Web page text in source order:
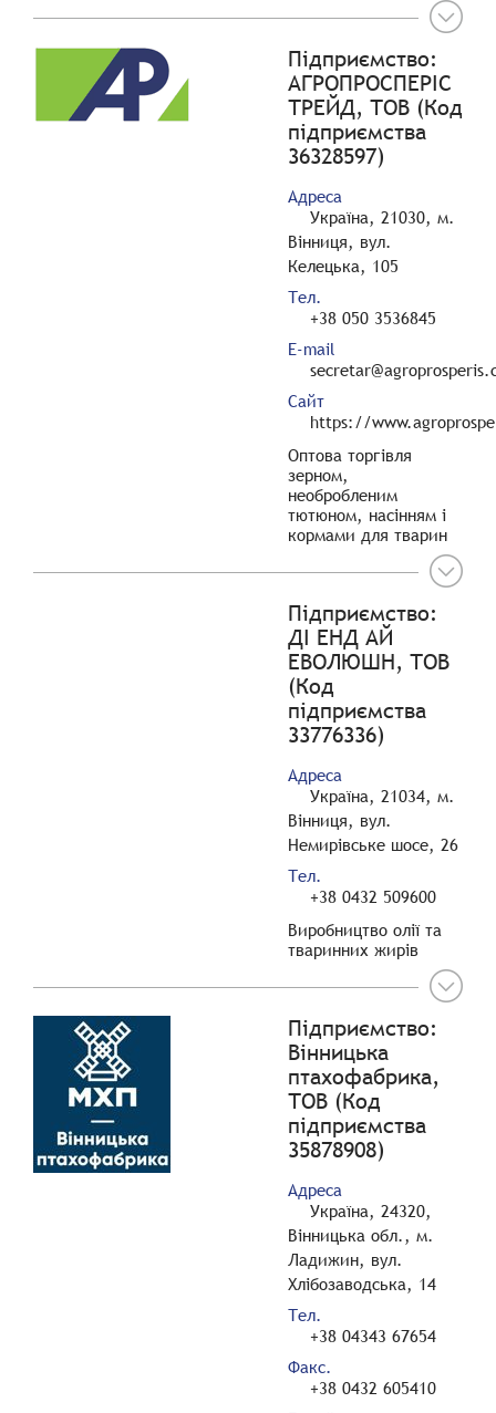
Підприємство:
АГРОПРОСПЕРІС
ТРЕЙД, ТОВ (Код
підприємства
36328597)
Адреса
Україна, 21030, м.
Вінниця, вул.
Келецька, 105
Тел.
+38 050 3536845
E-mail
Сайт
https://
Оптова торгівля
зерном,
необробленим
тютюном, насінням і
кормами для тварин
Підприємство:
ДІ ЕНД АЙ
ЕВОЛЮШН, ТОВ
(Код
підприємства
33776336)
Адреса
Україна, 21034, м.
Вінниця, вул.
Немирівське шосе, 26
Тел.
+38 0432 509600
Виробництво олії та
тваринних жирів
Підприємство:
Вінницька
птахофабрика,
ТОВ (Код
підприємства
35878908)
Адреса
Україна, 24320,
Вінницька обл., м.
Ладижин, вул.
Хлібозаводська, 14
Тел.
+38 04343 67654
Факс.
+38 0432 605410